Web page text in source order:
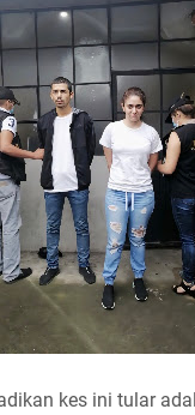
kes ini tular